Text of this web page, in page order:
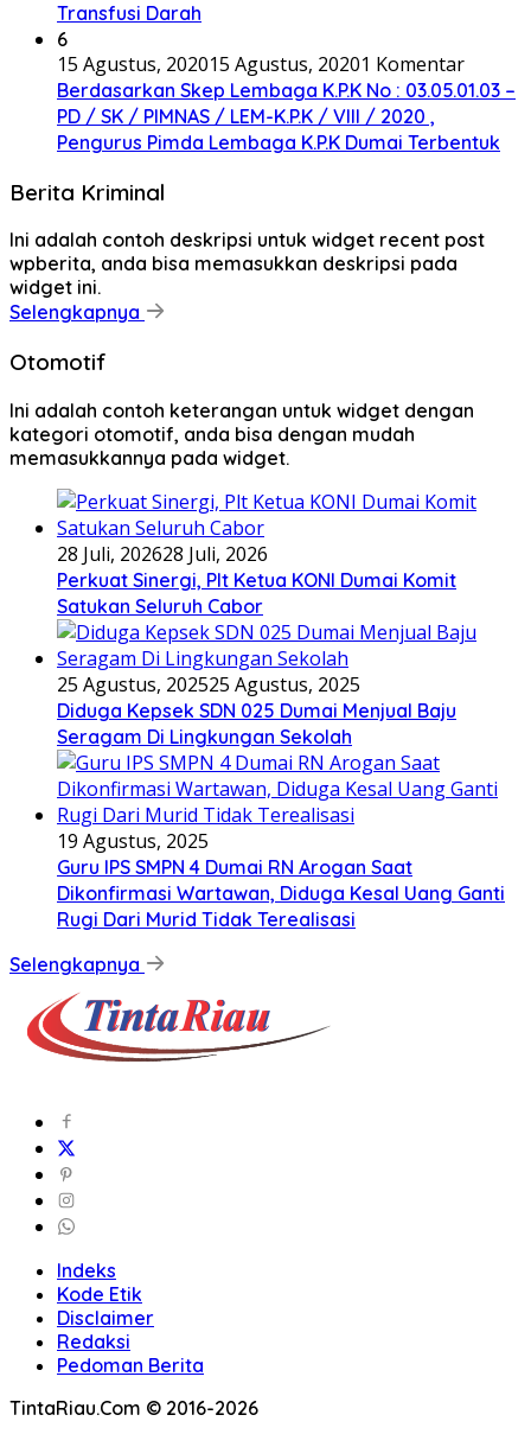
Transfusi Darah
6
15 Agustus, 202015 Agustus, 20201 Komentar
Berdasarkan Skep Lembaga K.P.K No : 03.05.01.03 –
PD / SK / PIMNAS / LEM-K.P.K / VIII / 2020 ,
Pengurus Pimda Lembaga K.P.K Dumai Terbentuk
Berita Kriminal
Ini adalah contoh deskripsi untuk widget recent post
wpberita, anda bisa memasukkan deskripsi pada
widget ini.
Selengkapnya
Otomotif
Ini adalah contoh keterangan untuk widget dengan
kategori otomotif, anda bisa dengan mudah
memasukkannya pada widget.
28 Juli, 202628 Juli, 2026
Perkuat Sinergi, Plt Ketua KONI Dumai Komit
Satukan Seluruh Cabor
25 Agustus, 202525 Agustus, 2025
Diduga Kepsek SDN 025 Dumai Menjual Baju
Seragam Di Lingkungan Sekolah
19 Agustus, 2025
Guru IPS SMPN 4 Dumai RN Arogan Saat
Dikonfirmasi Wartawan, Diduga Kesal Uang Ganti
Rugi Dari Murid Tidak Terealisasi
Selengkapnya
Indeks
Kode Etik
Disclaimer
Redaksi
Pedoman Berita
TintaRiau.Com © 2016-2026